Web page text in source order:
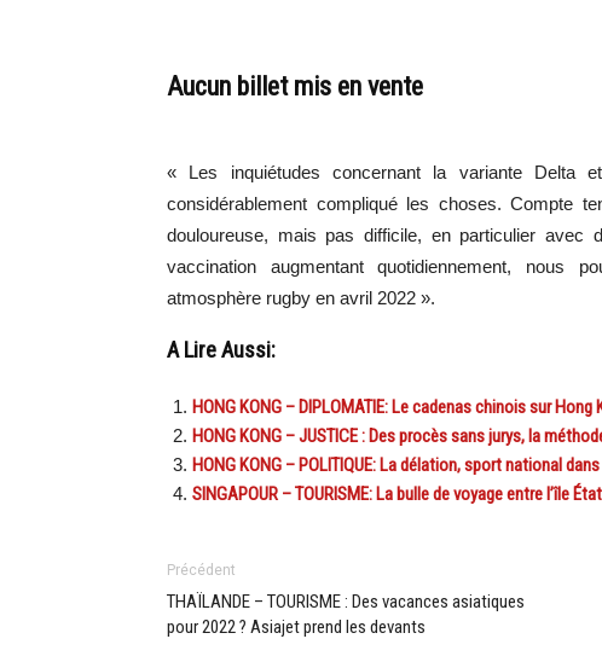
Aucun billet mis en vente
« Les inquiétudes concernant la variante Delta
considérablement compliqué les choses. Compte
douloureuse, mais pas difficile, en particulier avec
vaccination augmentant quotidiennement, nous
atmosphère rugby en avril 2022 ».
A Lire Aussi:
HONG KONG – DIPLOMATIE: Le cadenas chinois sur Hong
HONG KONG – JUSTICE : Des procès sans jurys, la
HONG KONG – POLITIQUE: La délation, sport national
SINGAPOUR – TOURISME: La bulle de voyage entre l’île
Précédent
THAÏLANDE – TOURISME : Des vacances asiatiques
pour 2022 ? Asiajet prend les devants